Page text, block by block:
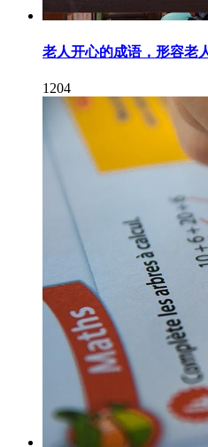
老人开心的成语，形容老
1204